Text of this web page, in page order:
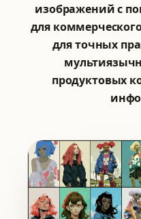
изображений с
для
для точных
продуктовых